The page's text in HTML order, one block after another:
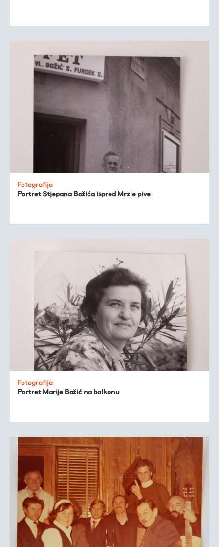
Virtualni fundus
Živa baština
Virtualni program
Fotografija
Portret Stjepana Božića ispred Mrzle pive
Fotografija
Portret Marije Božić na balkonu